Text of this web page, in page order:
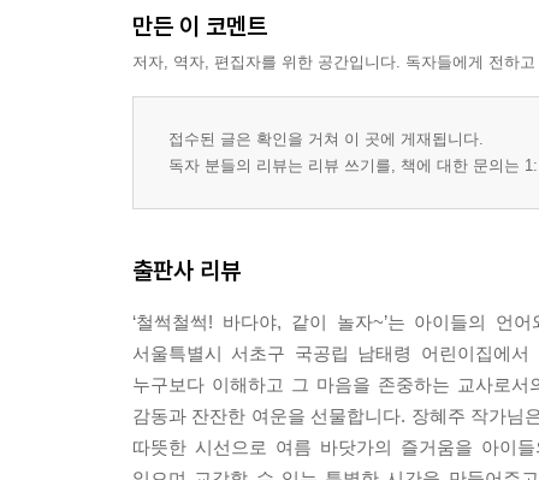
만든 이 코멘트
저자, 역자, 편집자를 위한 공간입니다. 독자들에게 전하
접수된 글은 확인을 거쳐 이 곳에 게재됩니다.
독자 분들의 리뷰는 리뷰 쓰기를, 책에 대한 문의는
출판사 리뷰
‘철썩철썩! 바다야, 같이 놀자~’는 아이들의 언
서울특별시 서초구 국공립 남태령 어린이집에
누구보다 이해하고 그 마음을 존중하는 교사로
감동과 잔잔한 여운을 선물합니다. 장혜주 작가님
따뜻한 시선으로 여름 바닷가의 즐거움을 아이